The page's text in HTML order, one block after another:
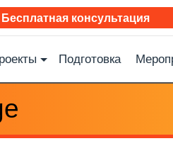
Бесплатная консультация
Подготовка